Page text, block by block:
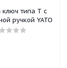
ключ типа Т с
ручкой YATO